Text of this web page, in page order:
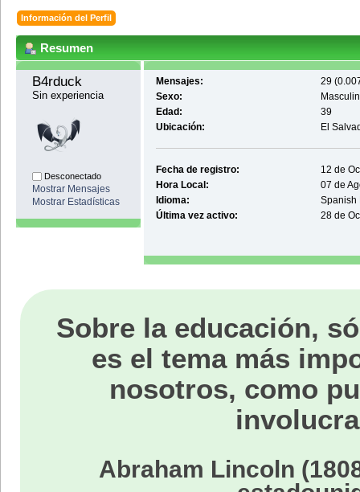
Información del Perfil
Resumen
B4rduck
Sin experiencia
Desconectado
Mostrar Mensajes
Mostrar Estadísticas
Mensajes:
29
Sexo:
Edad:
39
Ubicación:
El
Fecha de registro:
12 de
Hora Local:
07 de
Idioma:
Spanish
Última vez activo:
28 de
Sobre la educación,
es el tema más
nosotros, como
Abraham Lincoln